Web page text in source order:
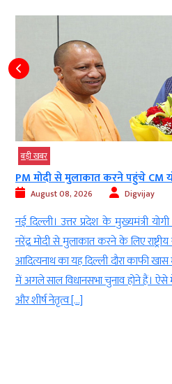
बड़ी खबर
सपा समय-समय पर अपना
August 08, 2026 Girish
लखनऊ । बसपा सुप्रीमो मायावती
समय-समय पर (From Time to
रही है (SP has kept changing its
(बसपा) की राष्ट्रीय अध्यक्ष मायावती ने
बोलते हुए आरोप लगाया कि सपा अपनी